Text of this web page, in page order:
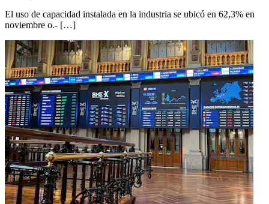
El uso de capacidad instalada en la industria se ubicó en 62,3% en
noviembre o.- […]